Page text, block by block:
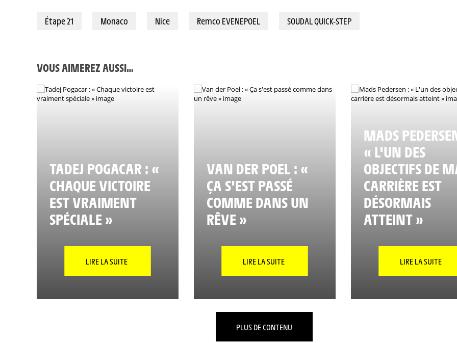
Étape 21 Monaco Nice Remco EVENEPOEL SOUDAL QUICK-STEP
VOUS AIMEREZ AUSSI…
TADEJ POGACAR : «
CHAQUE VICTOIRE
EST VRAIMENT
SPÉCIALE »
LIRE LA SUITE
VAN DER POEL : «
ÇA S'EST PASSÉ
COMME DANS UN
RÊVE »
LIRE LA SUITE
MADS
« L'UN DES
OBJECTIFS DE
CARRIÈRE EST
DÉSORMAIS
ATTEINT »
LIRE LA SUITE
PLUS DE CONTENU